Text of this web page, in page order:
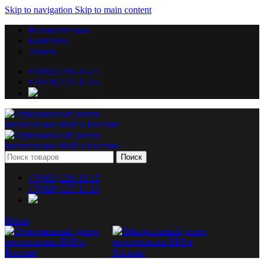
Skip to navigation Skip to main content
Напишите нам
Контакты
Акции
+7(863) 226-15-15
+7(928) 127-11-13
Поиск
+7(863) 226-15-15
+7(928) 127-11-13
Меню